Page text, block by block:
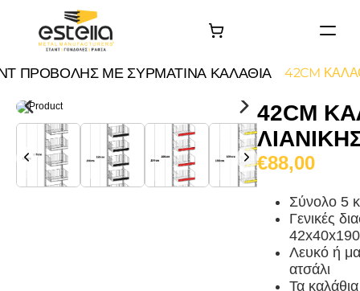
ΑΡΧΙΚΗ
ΤΑ ΕΡΓΑ ΜΑΣ
Σχετικά με εμάς
Επικοινωνία
ΠΡΟΒΟΛΗΣ ΜΕ ΣΥΡΜΑΤΙΝΑ ΚΑΛΑΘΙΑ 42CM
42CM
€88,00
Σύνολο 5
Γενικές
Λευκό ή
ατσάλι
Τα